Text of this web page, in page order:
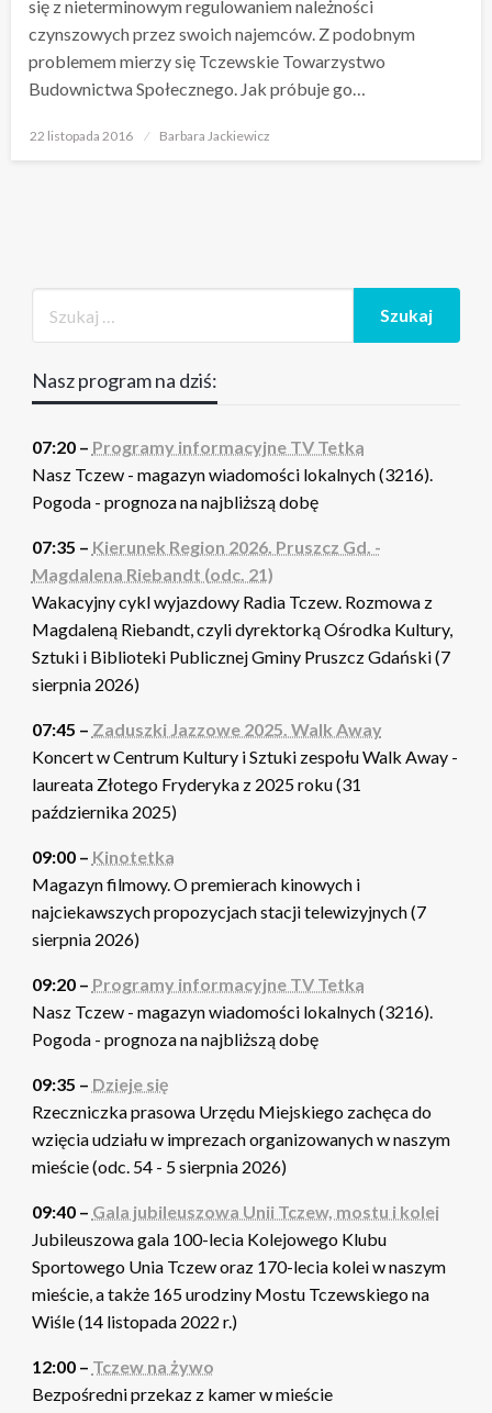
się z nieterminowym regulowaniem należności
czynszowych przez swoich najemców. Z podobnym
problemem mierzy się Tczewskie Towarzystwo
Budownictwa Społecznego. Jak próbuje go…
Opublikowane
22 listopada 2016 Barbara Jackiewicz
Nasz program na dziś:
07:20 – Programy informacyjne TV Tetka
Nasz Tczew - magazyn wiadomości lokalnych (3216).
Pogoda - prognoza na najbliższą dobę
07:35 – Kierunek Region 2026. Pruszcz Gd. -
Magdalena Riebandt (odc. 21)
Wakacyjny cykl wyjazdowy Radia Tczew. Rozmowa z
Magdaleną Riebandt, czyli dyrektorką Ośrodka Kultury,
Sztuki i Biblioteki Publicznej Gminy Pruszcz Gdański (7
sierpnia 2026)
07:45 – Zaduszki Jazzowe 2025. Walk Away
Koncert w Centrum Kultury i Sztuki zespołu Walk Away -
laureata Złotego Fryderyka z 2025 roku (31
października 2025)
09:00 – Kinotetka
Magazyn filmowy. O premierach kinowych i
najciekawszych propozycjach stacji telewizyjnych (7
sierpnia 2026)
09:20 – Programy informacyjne TV Tetka
Nasz Tczew - magazyn wiadomości lokalnych (3216).
Pogoda - prognoza na najbliższą dobę
09:35 – Dzieje się
Rzeczniczka prasowa Urzędu Miejskiego zachęca do
wzięcia udziału w imprezach organizowanych w naszym
mieście (odc. 54 - 5 sierpnia 2026)
09:40 – Gala jubileuszowa Unii Tczew, mostu i kolei
Jubileuszowa gala 100-lecia Kolejowego Klubu
Sportowego Unia Tczew oraz 170-lecia kolei w naszym
mieście, a także 165 urodziny Mostu Tczewskiego na
Wiśle (14 listopada 2022 r.)
12:00 – Tczew na żywo
Bezpośredni przekaz z kamer w mieście